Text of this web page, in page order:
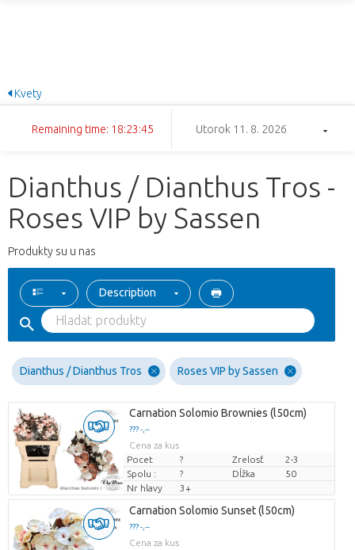
Kvety
Remaining time: 18:23:45 Utorok 11. 8. 2026
Dianthus / Dianthus Tros -
Roses VIP by Sassen
Produkty su u nas
Description
Dianthus / Dianthus Tros Roses VIP by Sassen
Carnation Solomio Brownies (l50cm)
??? -,--
Cena za kus
Pocet
? Zrelosť
2-3
Spolu :
? Dĺžka
50
Nr hlavy
3+
Carnation Solomio Sunset (l50cm)
??? -,--
Cena za kus